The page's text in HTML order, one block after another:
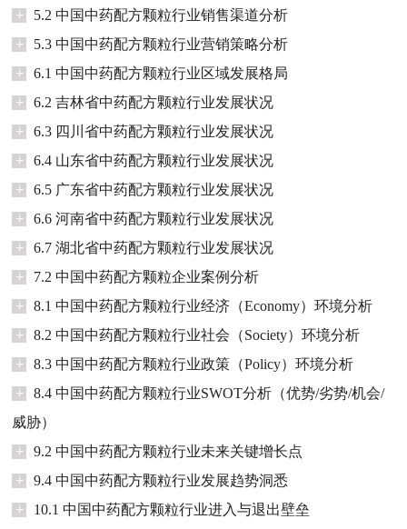
+
5.2 中国中药配方颗粒行业销售渠道分析
+
5.3 中国中药配方颗粒行业营销策略分析
+
6.1 中国中药配方颗粒行业区域发展格局
+
6.2 吉林省中药配方颗粒行业发展状况
+
6.3 四川省中药配方颗粒行业发展状况
+
6.4 山东省中药配方颗粒行业发展状况
+
6.5 广东省中药配方颗粒行业发展状况
+
6.6 河南省中药配方颗粒行业发展状况
+
6.7 湖北省中药配方颗粒行业发展状况
+
7.2 中国中药配方颗粒企业案例分析
+
8.1 中国中药配方颗粒行业经济（Economy）环境分析
+
8.2 中国中药配方颗粒行业社会（Society）环境分析
+
8.3 中国中药配方颗粒行业政策（Policy）环境分析
+
8.4 中国中药配方颗粒行业SWOT分析（优势/劣势/机会/
威胁）
+
9.2 中国中药配方颗粒行业未来关键增长点
+
9.4 中国中药配方颗粒行业发展趋势洞悉
+
10.1 中国中药配方颗粒行业进入与退出壁垒